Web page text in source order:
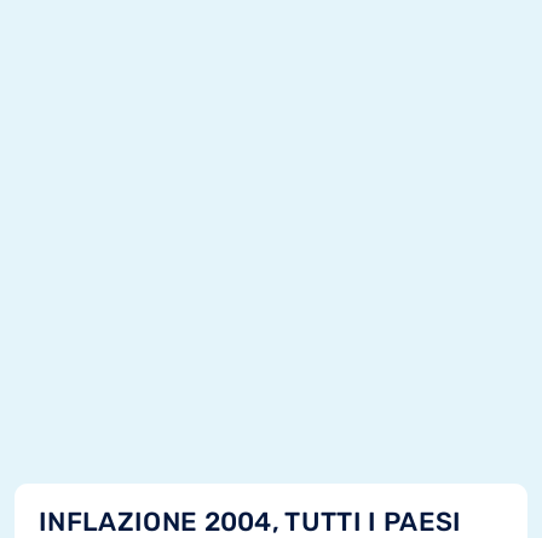
INFLAZIONE 2004, TUTTI I PAESI